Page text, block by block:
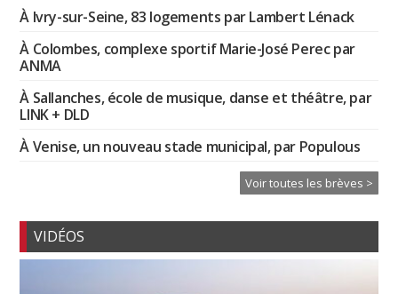
À Ivry-sur-Seine, 83 logements par Lambert Lénack
À Colombes, complexe sportif Marie-José Perec par
ANMA
À Sallanches, école de musique, danse et théâtre, par
LINK + DLD
À Venise, un nouveau stade municipal, par Populous
Voir toutes les brèves >
VIDÉOS